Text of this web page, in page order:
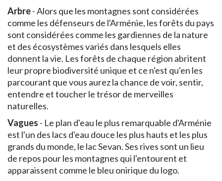
Arbre- Alors que les montagnes sont considérées
comme les défenseurs de l'Arménie, les forêts du pays
sont considérées comme les gardiennes de la nature
et des écosystèmes variés dans lesquels elles
donnent la vie. Les forêts de chaque région abritent
leur propre biodiversité unique et ce n'est qu'en les
parcourant que vous aurez la chance de voir, sentir,
entendre et toucher le trésor de merveilles
naturelles.
Vagues - Le plan d'eau le plus remarquable d'Arménie
est l'un des lacs d'eau douce les plus hauts et les plus
grands du monde, le lac Sevan. Ses rives sont un lieu
de repos pour les montagnes qui l'entourent et
apparaissent comme le bleu onirique du logo.